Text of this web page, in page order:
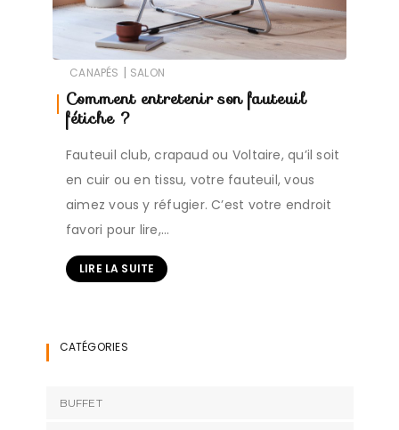
CANAPÉS | SALON
Comment entretenir son fauteuil
fétiche ?
Fauteuil club, crapaud ou Voltaire, qu’il soit
en cuir ou en tissu, votre fauteuil, vous
aimez vous y réfugier. C’est votre endroit
favori pour lire,…
LIRE LA SUITE
CATÉGORIES
BUFFET